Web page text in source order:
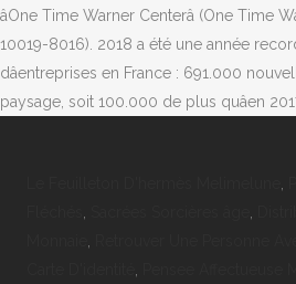
âOne Time Warner Centerâ (One Time
10019-8016). 2018 a été une année
dâentreprises en France : 691.000
paysage, soit 100.000 de plus quâen